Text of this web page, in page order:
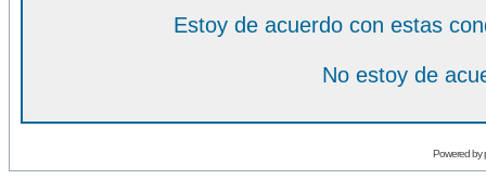
Estoy de acuerdo con estas
No estoy de
Powered by